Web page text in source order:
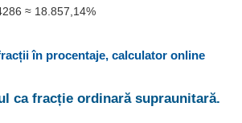
≈ 18.857,14%
în procentaje, calculator online
ca fracție ordinară supraunitară.